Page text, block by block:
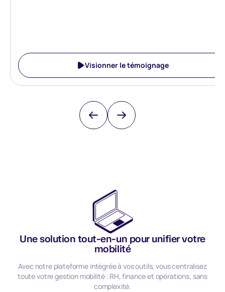
Visionner le témoignage
Une solution tout-en-un pour unifier votre
mobilité
Avec notre plateforme intégrée à vos outils, vous centralisez
toute votre gestion mobilité : RH, finance et opérations, sans
complexité.